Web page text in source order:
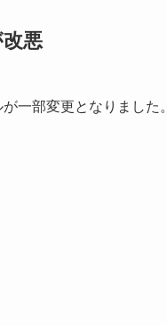
悪
一部変更となりました。